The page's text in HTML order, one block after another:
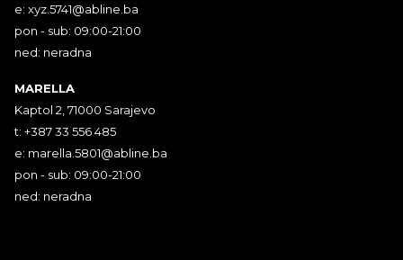
e: xyz.5741@abline.ba
pon - sub: 09:00-21:00
ned: neradna
MARELLA
Kaptol 2, 71000 Sarajevo
t: +387 33 556 485
e: marella.5801@abline.ba
pon - sub: 09:00-21:00
ned: neradna